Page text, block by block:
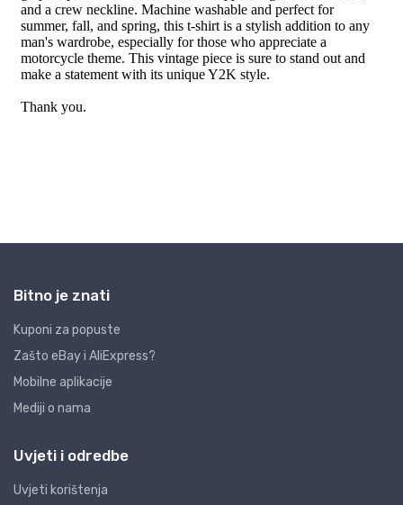
Bitno je znati
Kuponi za popuste
Zašto eBay i AliExpress?
Mobilne aplikacije
Mediji o nama
Uvjeti i odredbe
Uvjeti korištenja